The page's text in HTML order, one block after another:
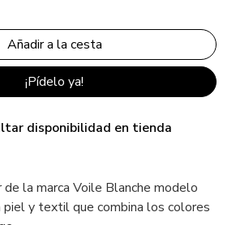
¡Pídelo ya!
disponibilidad en tienda
la marca Voile Blanche modelo
piel y textil que combina los colores